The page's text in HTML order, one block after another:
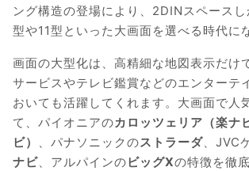
ング構造の登場により、2DINスペース
型や11型といった大画面を選べる時代に
画面の大型化は、高精細な地図表示だけ
サービスやテレビ鑑賞などのエンターテ
おいても活躍してくれます。大画面で人
て、パイオニアのカロッツェリア（楽ナ
ビ）
、パナソニックのストラーダ、JVC
ナビ、アルパインの ビッグXの特徴を徹